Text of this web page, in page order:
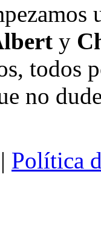
y
todos
no
Política